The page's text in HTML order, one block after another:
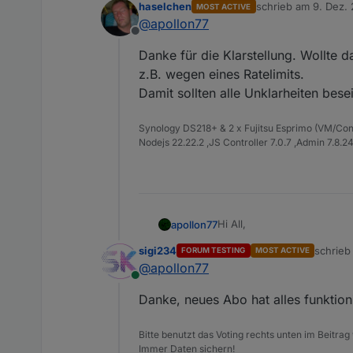
Geräte) zu steuern (und
Von daher: Nein, wenn
Offline
haselchen MOST ACTIVE schrieb am 9. Dez.
zuletzt editiert von
@apollon77
Danke für die Klarstellung. Wollte
z.B. wegen eines Ratelimits.
Damit sollten alle Unklarheiten
Synology DS218+ & 2 x Fujitsu Esprimo (VM/
Nodejs 22.22.2 ,JS Controller 7.0.7 ,Admin 7.8.24
apollon77Hi All,
wie bereits inhttps://
12 Monate
Die hier angegebene
höheren Rabatt an, weil
Online
sigi234 FORUM TESTING MOST ACTIVE schrieb
zuletzt
@apollon77
Danke, neues Abo hat alles
Bitte benutzt das Voting rechts unten im
Immer Daten sichern!